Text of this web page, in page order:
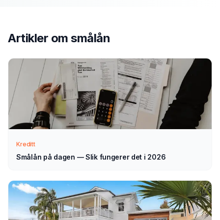
Velg smålån som type.
2 Vi tar kontakt
Vi går gjennom forespørselen din og tar kontakt med
veiledning — normalt innen 1–2 virkedager.
Sammenlign aktuelle tilbud i ro og mak, og velg det som
passer deg — helt uforpliktende.
Tips for å få best muligsmålåni
Horten
Artikler omsmålån
Kreditt
Smålån på dagen — Slik fungerer det i 2026